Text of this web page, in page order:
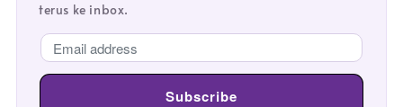
terus ke inbox.